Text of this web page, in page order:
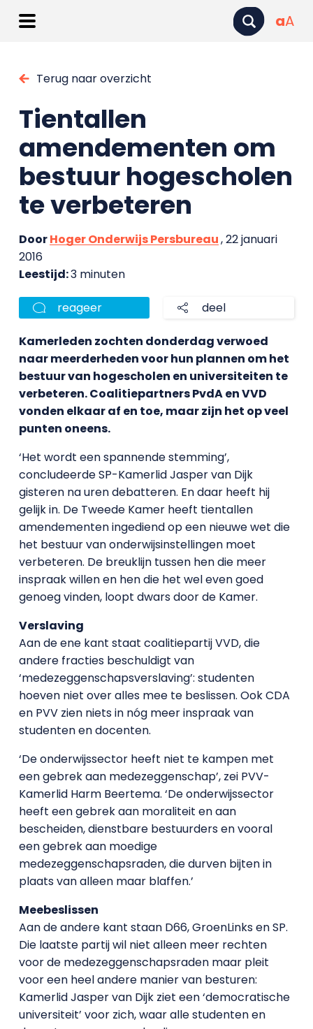
aA
Terug naar overzicht
Tientallen
amendementen om
bestuur hogescholen
te verbeteren
DoorHoger Onderwijs Persbureau, 22 januari
2016
Leestijd:3 minuten
reageer deel
Kamerleden zochten donderdag verwoed
naar meerderheden voor hun plannen om het
bestuur van hogescholen en universiteiten te
verbeteren. Coalitiepartners PvdA en VVD
vonden elkaar af en toe, maar zijn het op veel
punten oneens.
‘Het wordt een spannende stemming’,
concludeerde SP-Kamerlid Jasper van Dijk
gisteren na uren debatteren. En daar heeft hij
gelijk in. De Tweede Kamer heeft tientallen
amendementen ingediend op een nieuwe wet die
het bestuur van onderwijsinstellingen moet
verbeteren. De breuklijn tussen hen die meer
inspraak willen en hen die het wel even goed
genoeg vinden, loopt dwars door de Kamer.
Verslaving
Aan de ene kant staat coalitiepartij VVD, die
andere fracties beschuldigt van
‘medezeggenschapsverslaving’: studenten
hoeven niet over alles mee te beslissen. Ook CDA
en PVV zien niets in nóg meer inspraak van
studenten en docenten.
‘De onderwijssector heeft niet te kampen met
een gebrek aan medezeggenschap’, zei PVV-
Kamerlid Harm Beertema. ‘De onderwijssector
heeft een gebrek aan moraliteit en aan
bescheiden, dienstbare bestuurders en vooral
een gebrek aan moedige
medezeggenschapsraden, die durven bijten in
plaats van alleen maar blaffen.’
Meebeslissen
Aan de andere kant staan D66, GroenLinks en SP.
Die laatste partij wil niet alleen meer rechten
voor de medezeggenschapsraden maar pleit
voor een heel andere manier van besturen:
Kamerlid Jasper van Dijk ziet een ‘democratische
universiteit’ voor zich, waar alle studenten en